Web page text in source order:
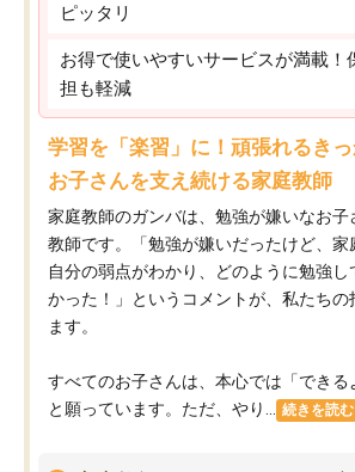
ピッタリ
お得で使いやすいサービスが満載！
担も軽減
学習を「楽習」に！頑張れるきっ
お子さんを支え続ける家庭教師
家庭教師のガンバは、勉強が嫌いなお子
教師です。「勉強が嫌いだったけど、家
自分の弱点がわかり、どのように勉強し
かった！」というコメントが、私たちの
ます。
すべてのお子さんは、本心では「できる
と願っています。ただ、やり...
続きを読む